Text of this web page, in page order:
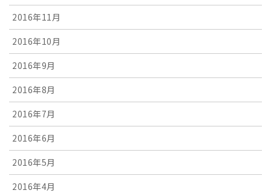
2016年11月
2016年10月
2016年9月
2016年8月
2016年7月
2016年6月
2016年5月
2016年4月